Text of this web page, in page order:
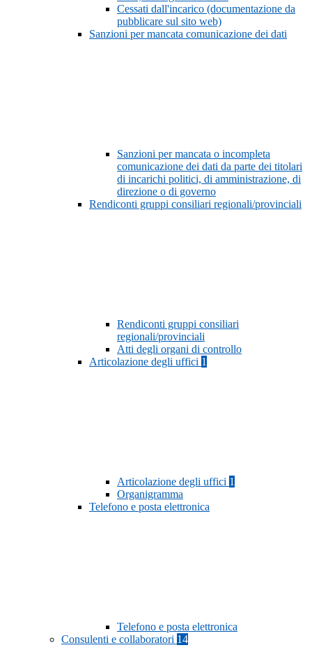
Cessati dall'incarico (documentazione da
pubblicare sul sito web)
Sanzioni per mancata comunicazione dei dati
Sanzioni per mancata o incompleta
comunicazione dei dati da parte dei titolari
di incarichi politici, di amministrazione, di
direzione o di governo
Rendiconti gruppi consiliari regionali/provinciali
Rendiconti gruppi consiliari
regionali/provinciali
Atti degli organi di controllo
Articolazione degli uffici 1
Articolazione degli uffici 1
Organigramma
Telefono e posta elettronica
Telefono e posta elettronica
Consulenti e collaboratori 14